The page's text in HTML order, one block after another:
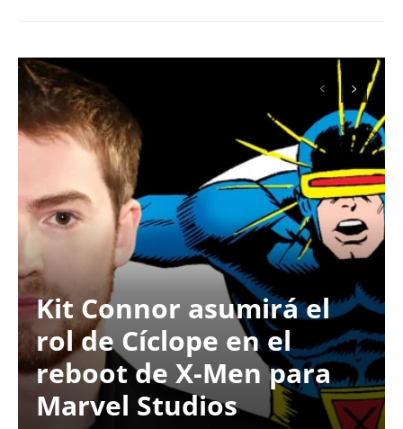
Kit Connor asumirá el
rol de Cíclope en el
reboot de X-Men para
Marvel Studios